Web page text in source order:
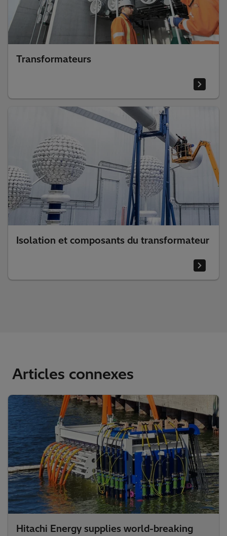
Transformateurs
Isolation et composants du transformateur
Articles connexes
Hitachi Energy supplies world-breaking